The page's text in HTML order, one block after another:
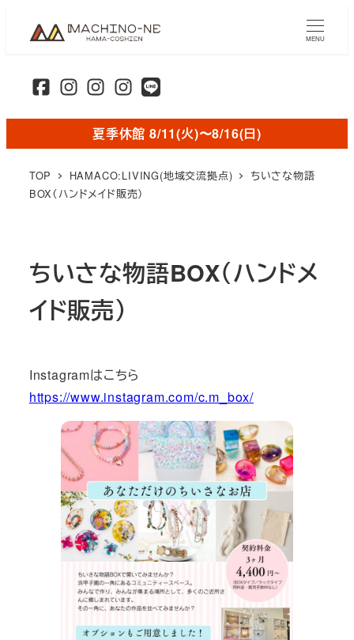
ン
MENU
夏季休館 8/11(火)〜8/16(日)
TOP HAMACO:LIVING(地域交流拠点)
ちいさな物語
BOX（ハンドメイド販売）
ちいさな物語BOX（ハンドメ
イド販売）
Instagramはこちら
https://www.instagram.com/c.m_box/